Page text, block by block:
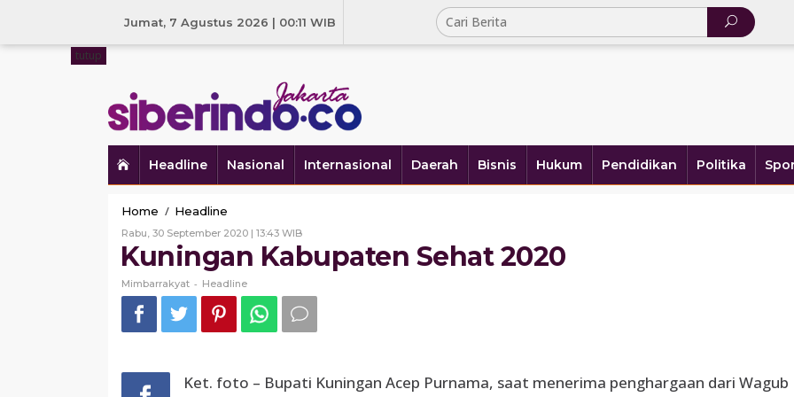
Jumat, 7 Agustus 2026 | 00:11 WIB
Headline Nasional Internasional Daerah Bisnis Hukum Pendidikan Politika
tutup
Home / Headline
Kabupaten
Sehat
2020
Rabu, 30 September 2020 | 13:43 WIBOleh
Mimbarrakyat
Kuningan Kabupaten Sehat 2020
Mimbarrakyat - Headline
Ket. foto – Bupati Kuningan Acep Purnama, saat menerima penghargaan dari Wagub